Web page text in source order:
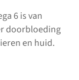
6 is van
doorbloeding
en huid.